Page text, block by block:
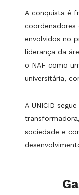
A conquista é
coordenadores
envolvidos no
liderança da
o NAF como
universitária,
A UNICID
sociedade e